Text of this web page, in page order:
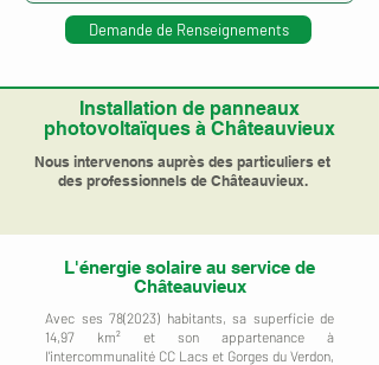
Demande de Renseignements
Installation de panneaux
photovoltaïques à Châteauvieux
Nous intervenons auprès des particuliers et
des professionnels de Châteauvieux.
L'énergie solaire au service de
Châteauvieux
Avec ses 78(2023) habitants, sa superficie de
14,97 km² et son appartenance à
l'intercommunalité CC Lacs et Gorges du Verdon,